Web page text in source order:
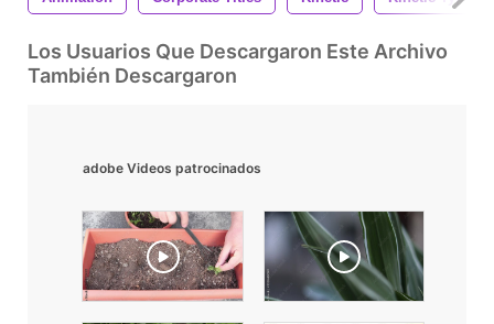
Los Usuarios Que Descargaron Este Archivo
También Descargaron
adobe Videos patrocinados